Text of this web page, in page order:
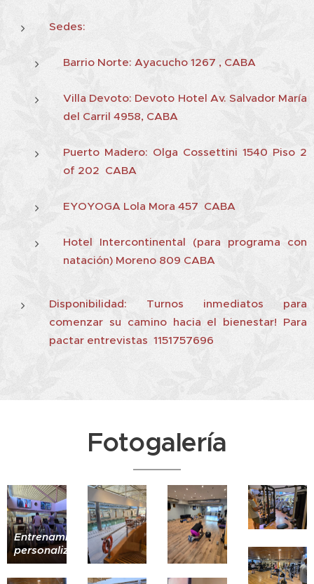
Sedes:
Barrio Norte: Ayacucho 1267 , CABA
Villa Devoto: Devoto Hotel Av. Salvador María
del Carril 4958, CABA
Puerto Madero: Olga Cossettini 1540 Piso 2
of 202 CABA
EYOYOGA Lola Mora 457 CABA
Hotel Intercontinental (para programa con
natación) Moreno 809 CABA
Disponibilidad: Turnos inmediatos para
comenzar su camino hacia el bienestar! Para
pactar entrevistas 1151757696
Fotogalería
Entrenamiento
personalizado